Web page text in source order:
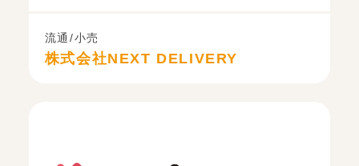
流通/小売
株式会社NEXT DELIVERY